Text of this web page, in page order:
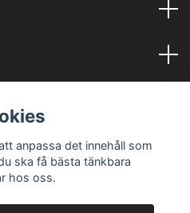
anpassa det innehåll som
ska få bästa tänkbara
hos oss.